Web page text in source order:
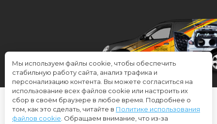
*Доставка до терминала
транспортной компании
Выбирайте удобный
Мы используем файлы cookie, чтобы обеспечить
стабильную работу сайта, анализ трафика и
персонализацию контента. Вы можете согласиться на
использование всех файлов cookie или настроить их
сбор в своём браузере в любое время. Подробнее о
том, как это сделать, читайте в Политике использования
файлов cookie . Обращаем внимание, что из-за